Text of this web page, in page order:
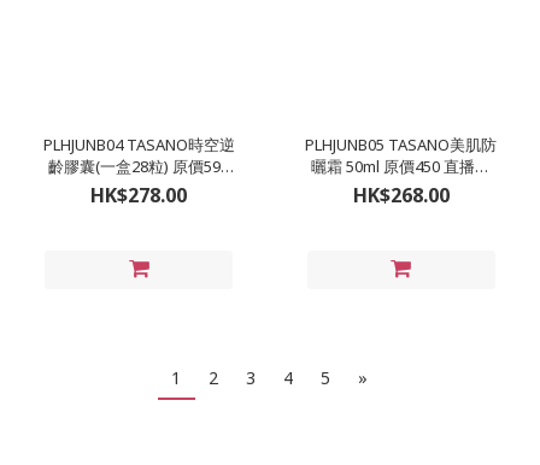
PLHJUNB04 TASANO時空逆
齡膠囊(一盒28粒) 原價590
直播價$278;2件起$260(買2
送一)
HK$278.00
PLHJUNB05 TASANO美肌防
曬霜 50ml 原價450 直播價
$268;2件起$250
HK$268.00
1 2 3 4 5 »